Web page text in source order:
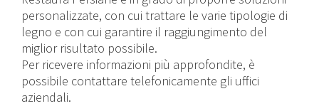
personalizzate, con cui trattare le varie tipologie di
legno e con cui garantire il raggiungimento del
miglior risultato possibile.
Per ricevere informazioni più approfondite, è
possibile contattare telefonicamente gli uffici
aziendali.